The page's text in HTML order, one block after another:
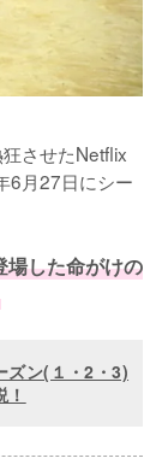
させたNetflix
6月27日にシー
場した命がけの
ズン(１・2・3)